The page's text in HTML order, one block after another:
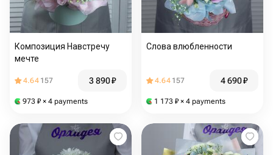
Композиция Навстречу
мечте
4.64 157 3 890₽
973 ₽ × 4 payments
Слова влюбленности
4.64 157 4 690₽
1 173 ₽ × 4 payments